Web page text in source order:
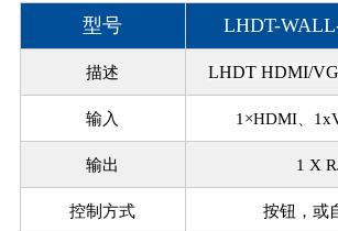
型号 LHDT-
描述 LHDT HDMI/
输入 1×HDMI、
输出 1 X
控制方式 按钮，或